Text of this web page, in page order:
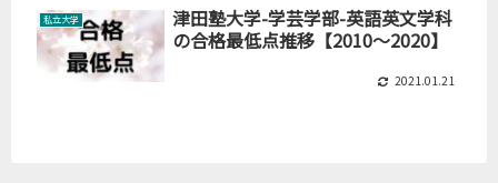
私立大学
津田塾大学-学芸学部-英語英文学科
の合格最低点推移【2010～2020】
2021.01.21